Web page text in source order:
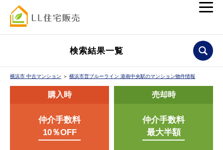
検索結果一覧
横浜市 中古マンション ＞ 横浜市営ブルーライン 港南中央駅のマンション物件情報
購入時
仲介手数料
10％OFF
売却時
仲介手数料
最大半額